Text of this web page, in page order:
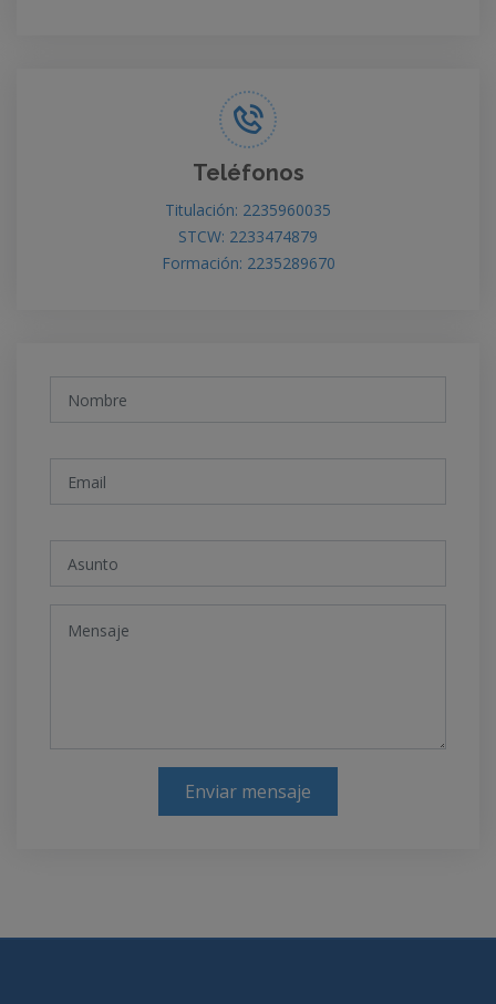
Teléfonos
Titulación: 2235960035
STCW: 2233474879
Formación: 2235289670
Enviar mensaje